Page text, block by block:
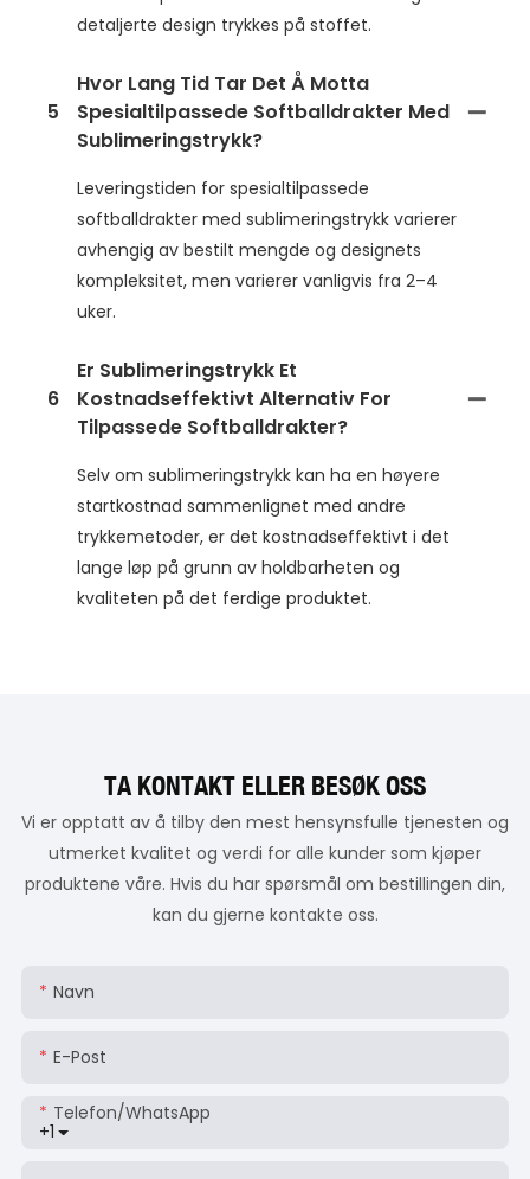
detaljerte design trykkes på stoffet.
5
Hvor Lang Tid Tar Det Å Motta
Spesialtilpassede Softballdrakter Med
Sublimeringstrykk?
Leveringstiden for spesialtilpassede
softballdrakter med sublimeringstrykk varierer
avhengig av bestilt mengde og designets
kompleksitet, men varierer vanligvis fra 2–4
uker.
6
Er Sublimeringstrykk Et
Kostnadseffektivt Alternativ For
Tilpassede Softballdrakter?
Selv om sublimeringstrykk kan ha en høyere
startkostnad sammenlignet med andre
trykkemetoder, er det kostnadseffektivt i det
lange løp på grunn av holdbarheten og
kvaliteten på det ferdige produktet.
TA KONTAKT ELLER BESØK OSS
Vi er opptatt av å tilby den mest hensynsfulle tjenesten og
utmerket kvalitet og verdi for alle kunder som kjøper
produktene våre. Hvis du har spørsmål om bestillingen din,
kan du gjerne kontakte oss.
Navn
E-Post
+1
Telefon/whatsApp